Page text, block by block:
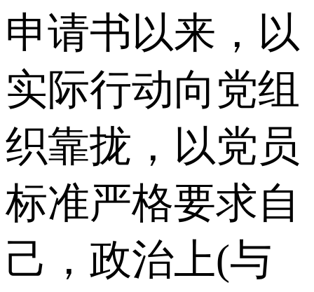
申请书以来，以
实际行动向党组
织靠拢，以党员
标准严格要求自
己，政治上(与